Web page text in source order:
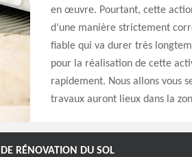
en œuvre. Pourtant, cette
d’une manière strictement
fiable qui va durer très
pour la réalisation de cette
rapidement. Nous allons vous
travaux auront lieux dans la
RÉNOVATION DU SOL